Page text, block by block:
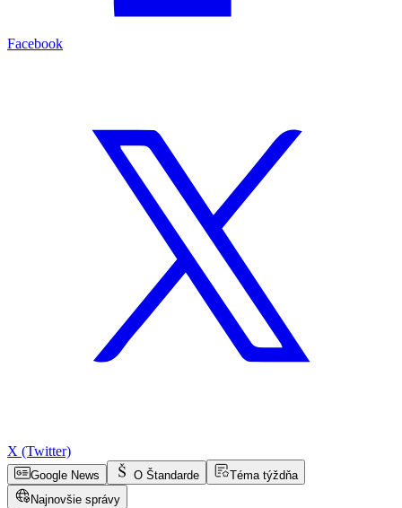
Facebook
X (Twitter)
Google News O Štandarde
Téma týždňa
Najnovšie správy